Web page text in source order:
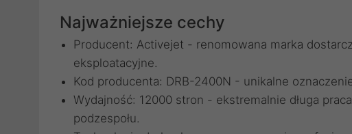
Najważniejsze cechy
Producent: Activejet - renomowana marka
eksploatacyjne.
Kod producenta: DRB-2400N - unikalne
Wydajność: 12000 stron - ekstremalnie długa
podzespołu.